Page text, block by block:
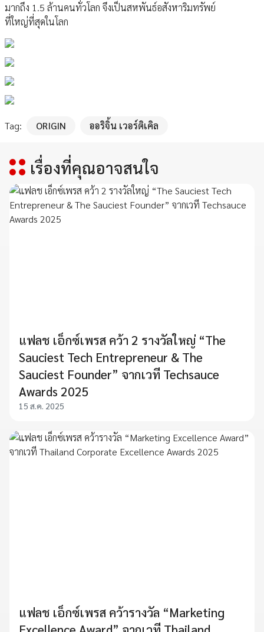
มากถึง 1.5 ล้านคนทั่วโลก จึงเป็นสหพันธ์อสังหาริมทรัพย์
ที่ใหญ่ที่สุดในโลก
Tag: ORIGIN ออริจิ้น เวอร์ติเคิล
เรื่องที่คุณอาจสนใจ
แฟลช เอ็กซ์เพรส คว้า 2 รางวัลใหญ่ “The
Sauciest Tech Entrepreneur & The
Sauciest Founder” จากเวที Techsauce
Awards 2025
15 ส.ค. 2025
แฟลช เอ็กซ์เพรส คว้ารางวัล “Marketing